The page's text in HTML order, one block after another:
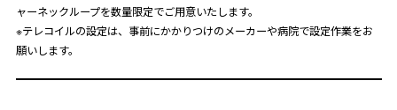
ャーネックループを数量限定でご用意いたします。
※テレコイルの設定は、事前にかかりつけのメーカーや病院で設定作業をお
願いします。